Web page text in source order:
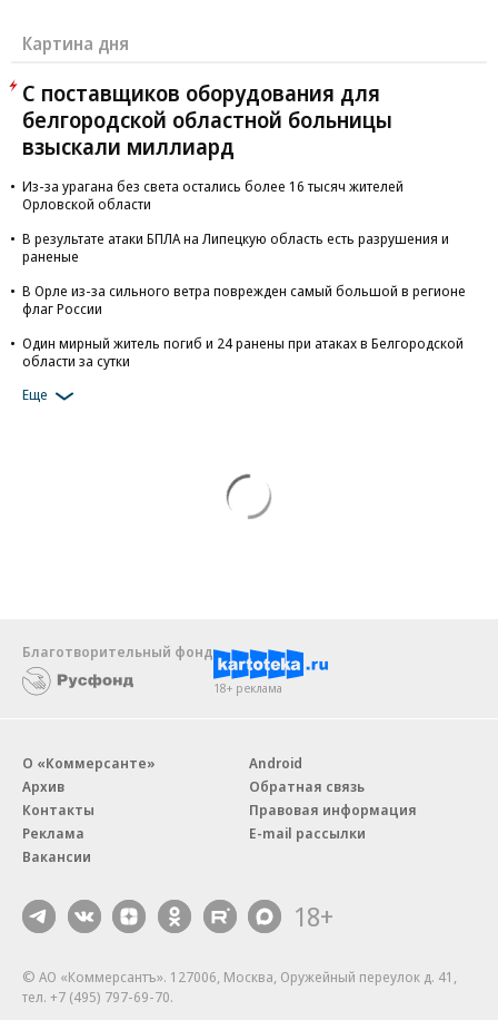
Картина дня
С поставщиков оборудования для
белгородской областной больницы
взыскали миллиард
Из-за урагана без света остались более 16 тысяч жителей
Орловской области
В результате атаки БПЛА на Липецкую область есть разрушения и
раненые
В Орле из-за сильного ветра поврежден самый большой в регионе
флаг России
Один мирный житель погиб и 24 ранены при атаках в Белгородской
области за сутки
Еще
Благотворительный фонд
18+ реклама
О «Коммерсанте»
Архив
Контакты
Реклама
Вакансии
Android
Обратная связь
Правовая информация
E-mail рассылки
18+
© АО «Коммерсантъ». 127006, Москва, Оружейный переулок д. 41,
тел. +7 (495) 797-69-70.